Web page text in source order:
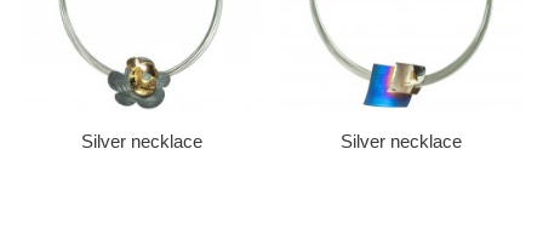
Silver necklace Silver necklace